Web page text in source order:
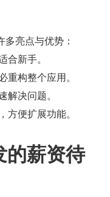
亮点与优势：
合新手。
重构整个应用。
解决问题。
便扩展功能。
薪资待